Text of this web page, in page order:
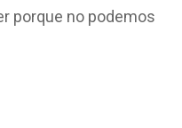
porque no podemos